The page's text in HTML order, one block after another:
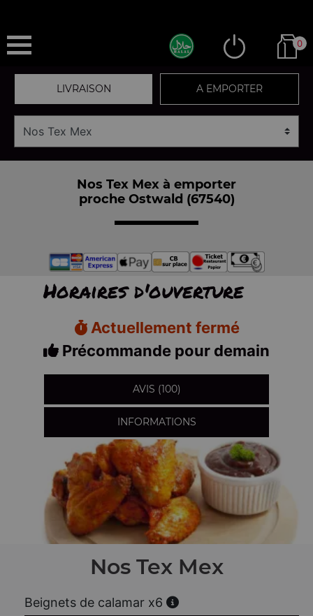
0
LIVRAISON A EMPORTER
Nos Tex Mex à emporter
proche Ostwald (67540)
Horaires d'ouverture
Actuellement fermé
Précommande pour demain
AVIS (100)
INFORMATIONS
Nos Tex Mex
Beignets de calamar x6